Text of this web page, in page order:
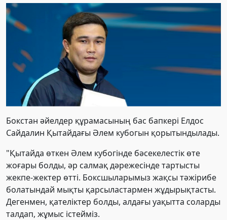
Бокстан әйелдер құрамасының бас бапкері Елдос
Сайдалин Қытайдағы Әлем кубогын қорытындылады.
"Қытайда өткен Әлем кубогінде бәсекелестік өте
жоғары болды, әр салмақ дәрежесінде тартысты
жекпе-жектер өтті. Боксшыларымыз жақсы тәжірибе
болатындай мықты қарсыластармен жұдырықтасты.
Дегенмен, қателіктер болды, алдағы уақытта соларды
талдап, жұмыс істейміз.